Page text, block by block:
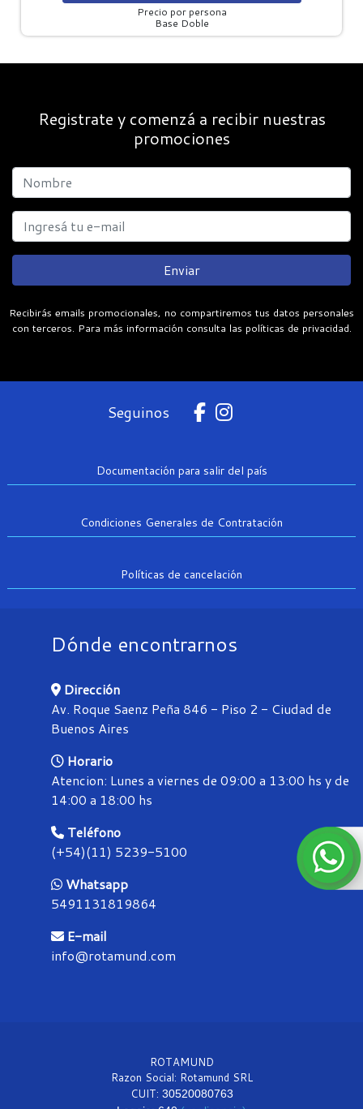
Precio por persona
Base Doble
Registrate y comenzá a recibir nuestras
promociones
Enviar
Recibirás emails promocionales, no compartiremos tus datos personales
con terceros. Para más información consulta las políticas de privacidad.
Seguinos
Documentación para salir del país
Condiciones Generales de Contratación
Políticas de cancelación
Dónde encontrarnos
Dirección
Av. Roque Saenz Peña 846 - Piso 2 - Ciudad de
Buenos Aires
Horario
Atencion: Lunes a viernes de 09:00 a 13:00 hs y de
14:00 a 18:00 hs
Teléfono
(+54)(11) 5239-5100
Whatsapp
5491131819864
E-mail
info@rotamund.com
ROTAMUND
Razon Social: Rotamund SRL
CUIT: 30520080763